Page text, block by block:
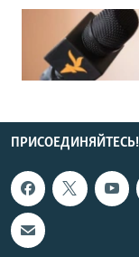
ПРИСОЕДИНЯЙТЕСЬ!